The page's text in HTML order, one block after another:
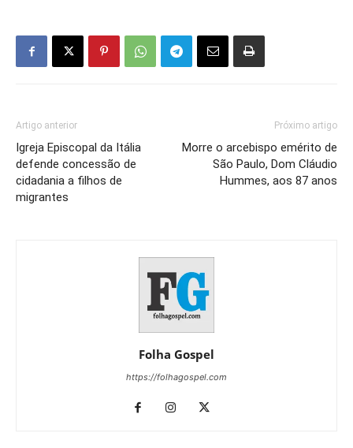
Artigo anterior
Igreja Episcopal da Itália
defende concessão de
cidadania a filhos de
migrantes
Próximo artigo
Morre o arcebispo emérito de
São Paulo, Dom Cláudio
Hummes, aos 87 anos
Folha Gospel
https://folhagospel.com